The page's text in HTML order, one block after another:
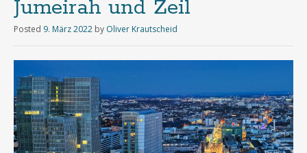
Jumeirah und Zeil
Posted 9. März 2022 by Oliver Krautscheid